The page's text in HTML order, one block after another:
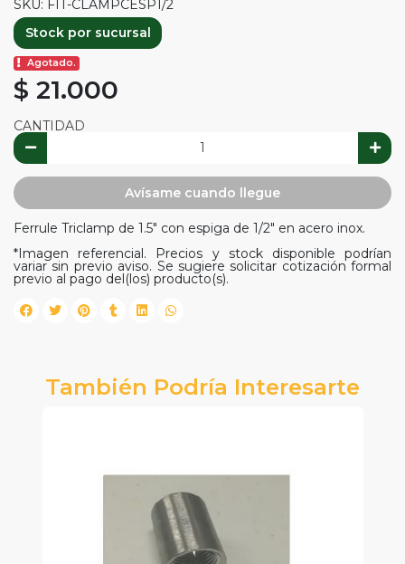
SKU: FIT-CLAMPCESP1/2
Stock por sucursal
Agotado.
$ 21.000
CANTIDAD
Avísame cuando llegue
Ferrule Triclamp de 1.5" con espiga de 1/2" en acero inox.
*Imagen referencial. Precios y stock disponible podrían
variar sin previo aviso. Se sugiere solicitar cotización formal
previo al pago del(los) producto(s).
También Podría Interesarte